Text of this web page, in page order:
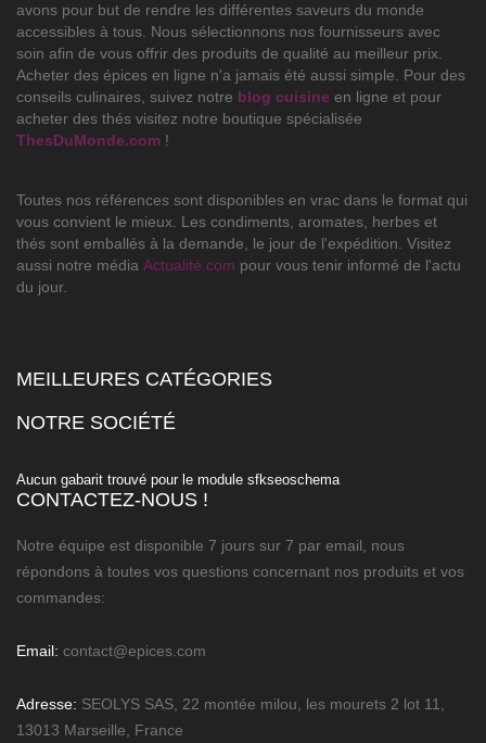
avons pour but de rendre les différentes saveurs du monde
accessibles à tous. Nous sélectionnons nos fournisseurs avec
soin afin de vous offrir des produits de qualité au meilleur prix.
Acheter des épices en ligne n'a jamais été aussi simple. Pour des
conseils culinaires, suivez notre blog cuisine en ligne et pour
acheter des thés visitez notre boutique spécialisée
ThesDuMonde.com !
Toutes nos références sont disponibles en vrac dans le format qui
vous convient le mieux. Les condiments, aromates, herbes et
thés sont emballés à la demande, le jour de l'expédition. Visitez
aussi notre média Actualité.com pour vous tenir informé de l'actu
du jour.
MEILLEURES CATÉGORIES
NOTRE SOCIÉTÉ
Aucun gabarit trouvé pour le module sfkseoschema
CONTACTEZ-NOUS !
Notre équipe est disponible 7 jours sur 7 par email, nous
répondons à toutes vos questions concernant nos produits et vos
commandes:
Email: contact@epices.com
Adresse: SEOLYS SAS, 22 montée milou, les mourets 2 lot 11,
13013 Marseille, France